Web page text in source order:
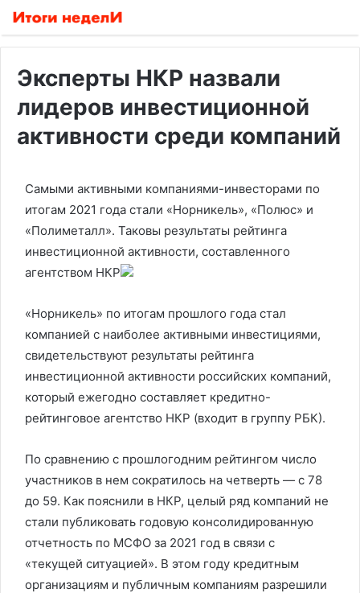
Эксперты НКР назвали
лидеров инвестиционной
активности среди компаний
Самыми активными компаниями-инвесторами по
итогам 2021 года стали «Норникель», «Полюс» и
«Полиметалл». Таковы результаты рейтинга
инвестиционной активности, составленного
агентством НКР
«Норникель» по итогам прошлого года стал
компанией с наиболее активными инвестициями,
свидетельствуют результаты рейтинга
инвестиционной активности российских компаний,
который ежегодно составляет кредитно-
рейтинговое агентство НКР (входит в группу РБК).
По сравнению с прошлогодним рейтингом число
участников в нем сократилось на четверть — с 78
до 59. Как пояснили в НКР, целый ряд компаний не
стали публиковать годовую консолидированную
отчетность по МСФО за 2021 год в связи с
«текущей ситуацией». В этом году кредитным
организациям и публичным компаниям разрешили